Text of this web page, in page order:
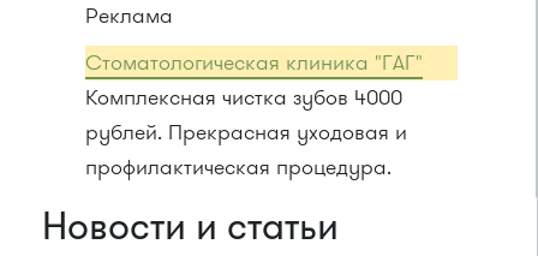
Реклама
Стоматологическая клиника "ГАГ"
Комплексная чистка зубов 4000
рублей. Прекрасная уходовая и
профилактическая процедура.
Новости и статьи